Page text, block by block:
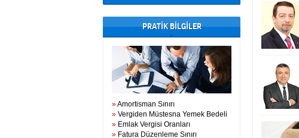
PRATİK BİLGİLER
»Amortisman Sınırı
» Vergiden Müstesna Yemek Bedeli
» Emlak Vergisi Oranları
» Fatura Düzenleme Sınırı